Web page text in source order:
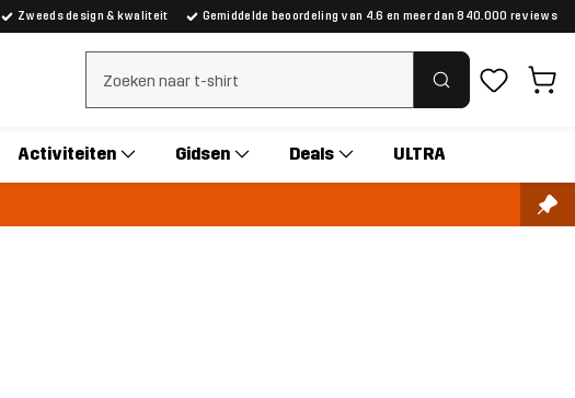
Zweeds design & kwaliteit Gemiddelde beoordeling van 4.6 en meer dan 840.000 reviews
Zoeken wissen
Activiteiten Gidsen Deals ULTRA